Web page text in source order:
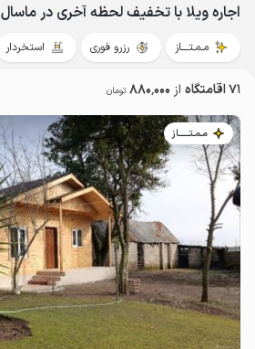
اجاره ویلا با تخفیف لحظه آخری در ماسال
مـمـتــــاز رزرو فوری استخردار
71 اقامتگاه از 880٬000 تومان
مـمـتــــــاز